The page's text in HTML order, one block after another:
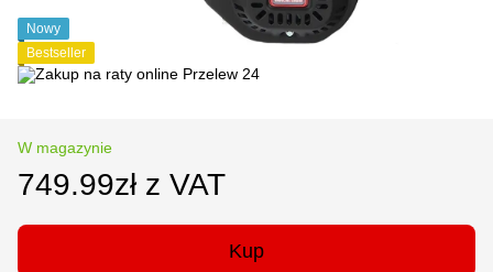
Nowy
Bestseller
W magazynie
749.99zł z VAT
Kup